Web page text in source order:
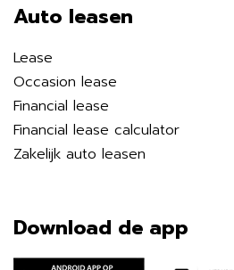
Auto leasen
Lease
Occasion lease
Financial lease
Financial lease calculator
Zakelijk auto leasen
Download de app